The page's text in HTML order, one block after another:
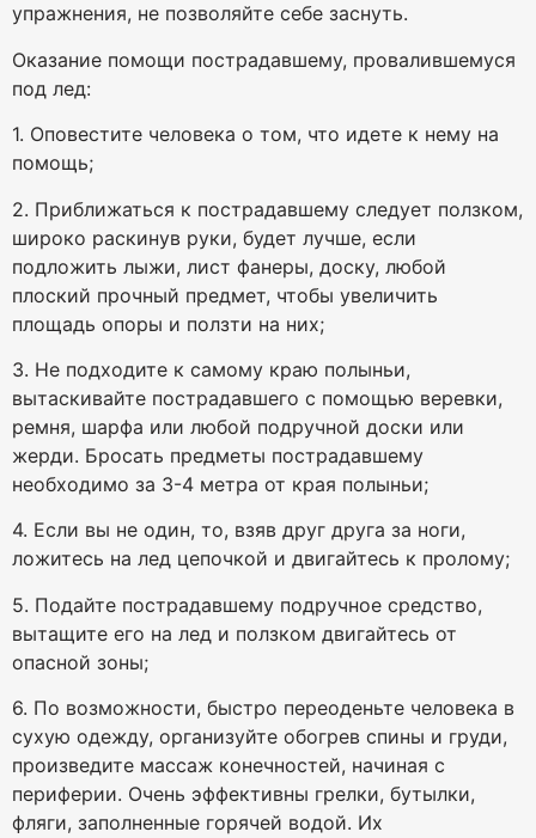
упражнения, не позволяйте себе заснуть.
Оказание помощи пострадавшему, провалившемуся
под лед:
1. Оповестите человека о том, что идете к нему на
помощь;
2. Приближаться к пострадавшему следует ползком,
широко раскинув руки, будет лучше, если
подложить лыжи, лист фанеры, доску, любой
плоский прочный предмет, чтобы увеличить
площадь опоры и ползти на них;
3. Не подходите к самому краю полыньи,
вытаскивайте пострадавшего с помощью веревки,
ремня, шарфа или любой подручной доски или
жерди. Бросать предметы пострадавшему
необходимо за 3-4 метра от края полыньи;
4. Если вы не один, то, взяв друг друга за ноги,
ложитесь на лед цепочкой и двигайтесь к пролому;
5. Подайте пострадавшему подручное средство,
вытащите его на лед и ползком двигайтесь от
опасной зоны;
6. По возможности, быстро переоденьте человека в
сухую одежду, организуйте обогрев спины и груди,
произведите массаж конечностей, начиная с
периферии. Очень эффективны грелки, бутылки,
фляги, заполненные горячей водой. Их